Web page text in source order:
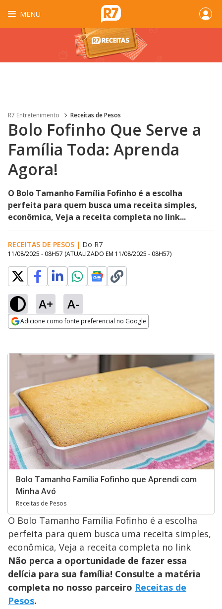
MENU
R7 Entretenimento Receitas de Pesos
Bolo Fofinho Que Serve a
Família Toda: Aprenda
Agora!
O Bolo Tamanho Família Fofinho é a escolha
perfeita para quem busca uma receita simples,
econômica, Veja a receita completa no link...
RECEITAS DE PESOS | Do R7
11/08/2025 - 08H57 (ATUALIZADO EM 11/08/2025 - 08H57)
A+ A-
Adicione como fonte preferencial no Google
Bolo Tamanho Família Fofinho que Aprendi com
Minha Avó
Receitas de Pesos
O Bolo Tamanho Família Fofinho é a escolha
perfeita para quem busca uma receita simples,
econômica, Veja a receita completa no link
Não perca a oportunidade de fazer essa
delícia para sua família! Consulte a matéria
completa no nosso parceiro Receitas de
Pesos.